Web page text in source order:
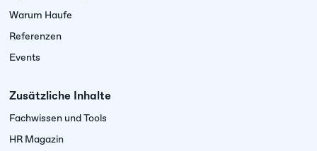
Warum Haufe
Referenzen
Events
Zusätzliche Inhalte
Fachwissen und Tools
HR Magazin